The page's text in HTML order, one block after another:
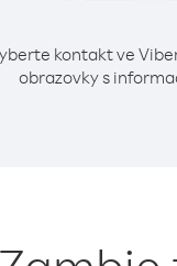
kontakt ve
obrazovky s